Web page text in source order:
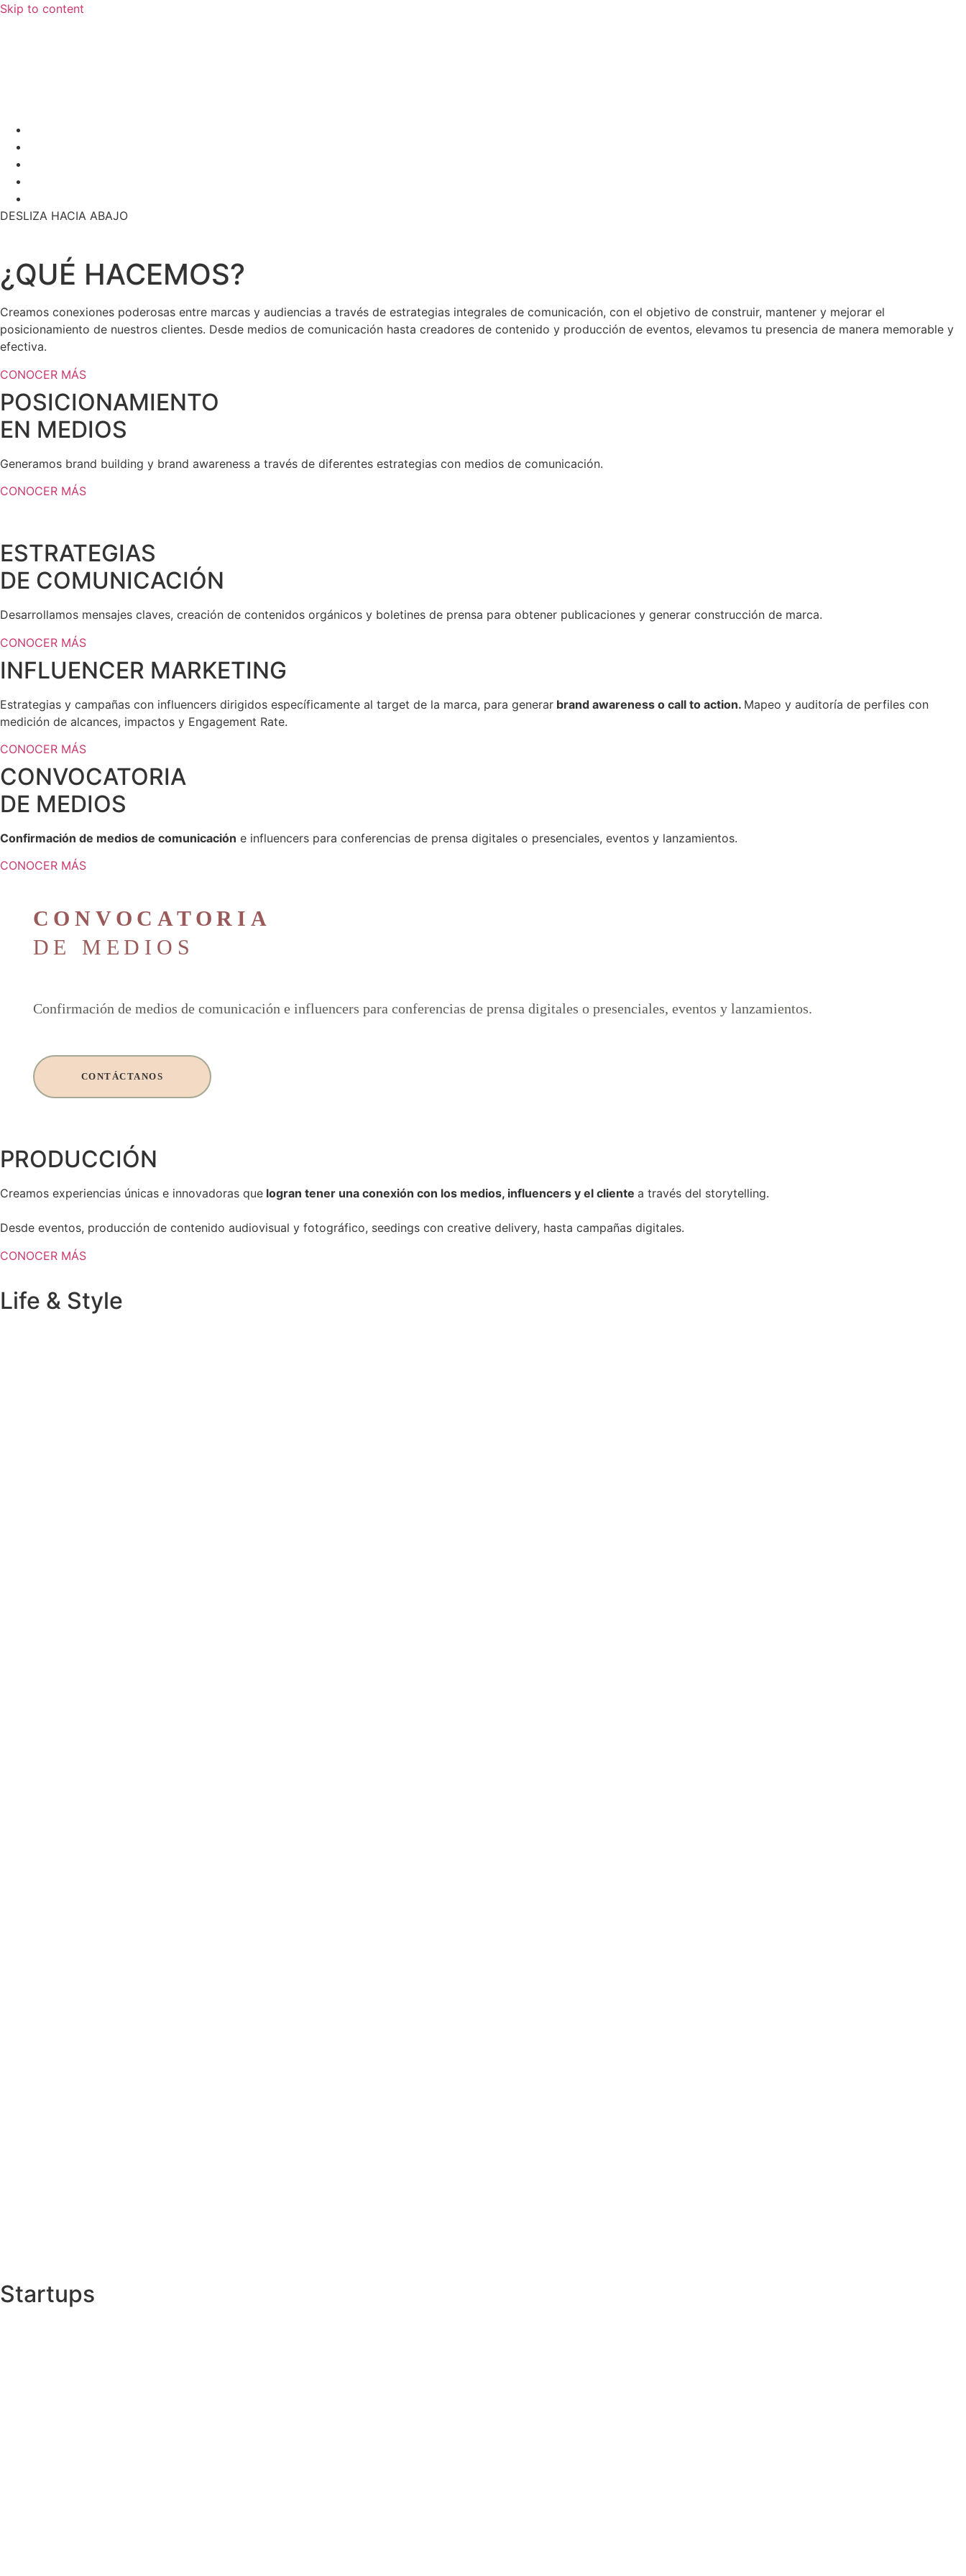
Skip to content
DESLIZA HACIA ABAJO
¿QUÉ HACEMOS?
Creamos conexiones poderosas entre marcas y audiencias a través de estrategias integrales de comunicación, con el objetivo de construir, mantener y mejorar el
posicionamiento de nuestros clientes. Desde medios de comunicación hasta creadores de contenido y producción de eventos, elevamos tu presencia de manera memorable y
efectiva.
CONOCER MÁS
POSICIONAMIENTO
EN MEDIOS
Generamos brand building y brand awareness a través de diferentes estrategias con medios de comunicación.
CONOCER MÁS
ESTRATEGIAS
DE COMUNICACIÓN
Desarrollamos mensajes claves, creación de contenidos orgánicos y boletines de prensa para obtener publicaciones y generar construcción de marca.
CONOCER MÁS
INFLUENCER MARKETING
Estrategias y campañas con influencers dirigidos específicamente al target de la marca, para generar brand awareness o call to action. Mapeo y auditoría de perfiles con
medición de alcances, impactos y Engagement Rate.
CONOCER MÁS
CONVOCATORIA
DE MEDIOS
Confirmación de medios de comunicación e influencers para conferencias de prensa digitales o presenciales, eventos y lanzamientos.
CONOCER MÁS
CONVOCATORIA
DE MEDIOS
Confirmación de medios de comunicación e influencers para conferencias de prensa digitales o presenciales, eventos y lanzamientos.
CONTÁCTANOS
PRODUCCIÓN
Creamos experiencias únicas e innovadoras que logran tener una conexión con los medios, influencers y el cliente a través del storytelling.
Desde eventos, producción de contenido audiovisual y fotográfico, seedings con creative delivery, hasta campañas digitales.
CONOCER MÁS
Life & Style
Startups